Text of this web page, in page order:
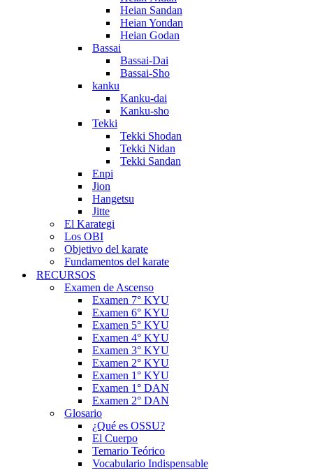
Heian Sandan
Heian Yondan
Heian Godan
Bassai
Bassai-Dai
Bassai-Sho
kanku
Kanku-dai
Kanku-sho
Tekki
Tekki Shodan
Tekki Nidan
Tekki Sandan
Enpi
Jion
Hangetsu
Jitte
El Karategi
Los OBI
Objetivo del karate
Fundamentos del karate
RECURSOS
Examen de Ascenso
Examen 7° KYU
Examen 6° KYU
Examen 5° KYU
Examen 4° KYU
Examen 3° KYU
Examen 2° KYU
Examen 1° KYU
Examen 1° DAN
Examen 2° DAN
Glosario
¿Qué es OSSU?
El Cuerpo
Temario Teórico
Vocabulario Indispensable